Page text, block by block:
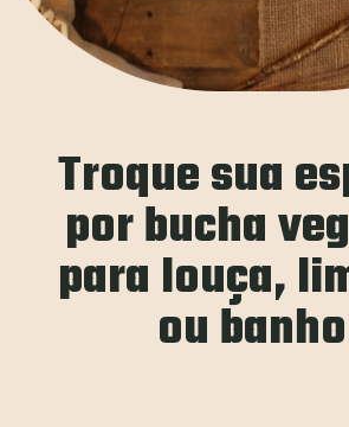
Troque sua
por bucha
para louça,
ou